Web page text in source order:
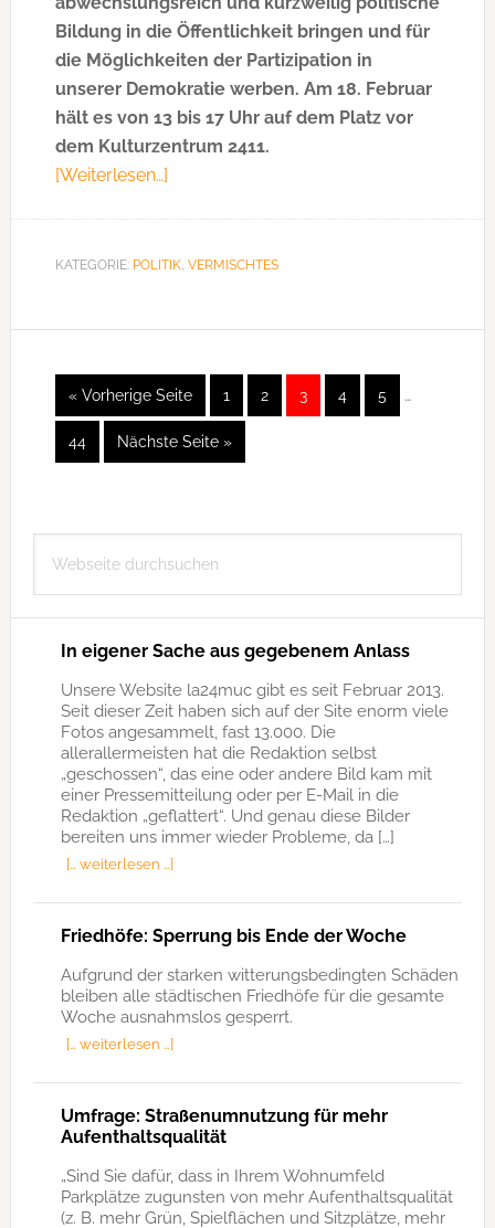
Bildung in die Öffentlichkeit bringen und für
die Möglichkeiten der Partizipation in
unserer Demokratie werben. Am 18. Februar
hält es von 13 bis 17 Uhr auf dem Platz vor
dem Kulturzentrum 2411.
[Weiterlesen…]
Hasenbergl
KATEGORIE: POLITIK, VERMISCHTES
« Vorherige Seiteaufrufen
Seite
1 Seite
2 Seite
3 Seite
4 Seite
5 …
Seite
44 Nächste Seite aufrufen
»
Seitenspalte
durchsuchen
In eigener Sache aus gegebenem Anlass
Unsere Website la24muc gibt es seit Februar 2013.
Seit dieser Zeit haben sich auf der Site enorm viele
Fotos angesammelt, fast 13.000. Die
allerallermeisten hat die Redaktion selbst
„geschossen“, das eine oder andere Bild kam mit
einer Pressemitteilung oder per E-Mail in die
Redaktion „geflattert“. Und genau diese Bilder
bereiten uns immer wieder Probleme, da […]
[… weiterlesen …]
Friedhöfe: Sperrung bis Ende der Woche
Aufgrund der starken witterungsbedingten Schäden
bleiben alle städtischen Friedhöfe für die gesamte
Woche ausnahmslos gesperrt.
[… weiterlesen …]
Umfrage: Straßenumnutzung für mehr
Aufenthaltsqualität
„Sind Sie dafür, dass in Ihrem Wohnumfeld
Parkplätze zugunsten von mehr Aufenthaltsqualität
(z. B. mehr Grün, Spielflächen und Sitzplätze, mehr